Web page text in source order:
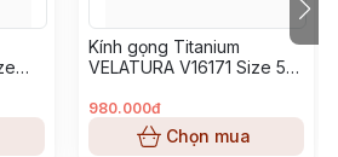
Kính gọng Titanium
VELATURA V16171 Size 53-
980.000đ
Chọn mua